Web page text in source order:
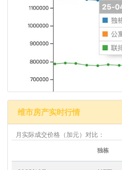
维市房产实时行情
月实际成交价格（加元）对比：
独栋